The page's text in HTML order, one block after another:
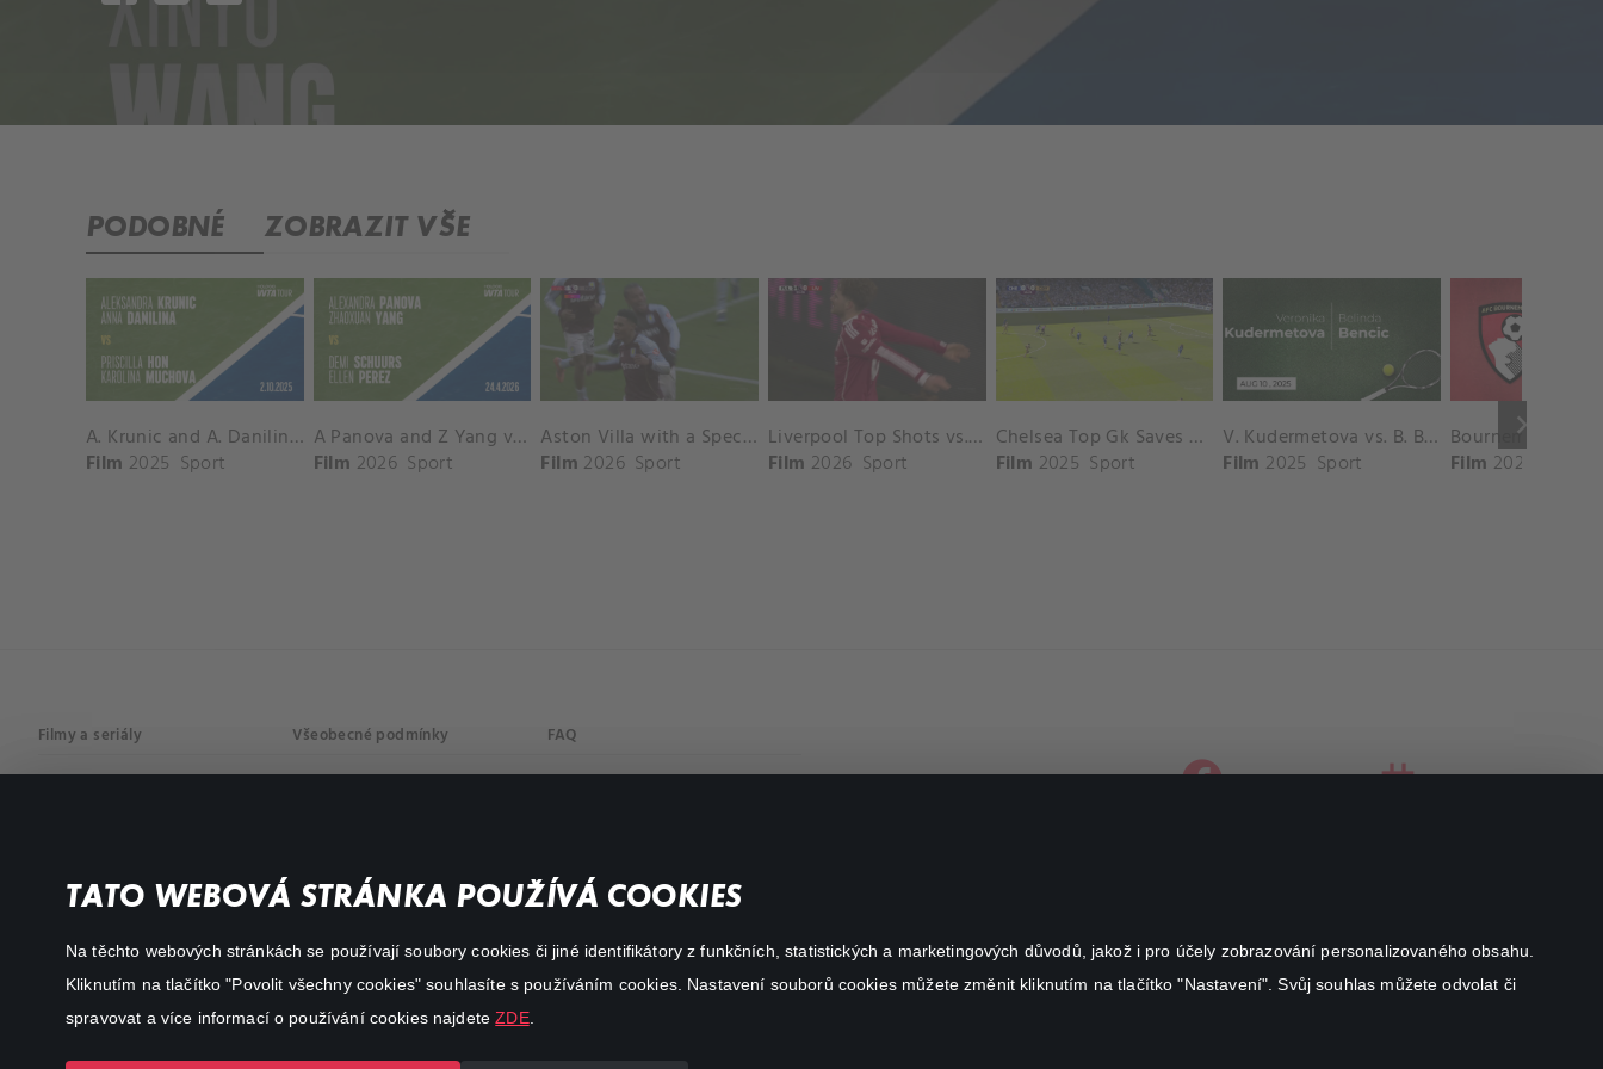
TATO WEBOVÁ STRÁNKA POUŽÍVÁ COOKIES
Na těchto webových stránkách se používají soubory cookies či jiné identifikátory z funkčních, statistických a marketingových důvodů, jakož i pro účely zobrazování personalizovaného obsahu.
Kliknutím na tlačítko "Povolit všechny cookies" souhlasíte s používáním cookies. Nastavení souborů cookies můžete změnit kliknutím na tlačítko "Nastavení". Svůj souhlas můžete odvolat či
spravovat a více informací o používání cookies najdeteZDE.
PODOBNÉ ZOBRAZIT VŠE
keyboard_arrow_right
A. Krunic and A. Danilina vs. P. Hon and K. Muchova Match Highlights - BEIJING_Capital Group Diamond ( October 02, 2025)
Film 2025 Sport
A Panova and Z Yang vs D Schuurs and E Perez Match Highlights - MADRID_Court 8 ( April 24, 2026)
Film 2026 Sport
Aston Villa with a Spectacular Goal vs. Nottingham Forest
Film 2026 Sport
Liverpool Top Shots vs. Fulham
Film 2026 Sport
Chelsea Top Gk Saves vs. Crystal Palace
Film 2025 Sport
V. Kudermetova vs. B. Bencic Match Highlights - CINCINNATI_Champions Court ( August 10, 2025)
Film 2025 Sport Film 2025
Filmy a seriály
Akční
Všeobecné podmínky FAQ
facebookinstagram
Canal+ Luxembourg S. à r.l. se sídlem Rue Albert Borschette 4,